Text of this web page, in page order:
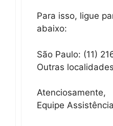
Para isso, ligue
abaixo:
São Paulo: (11)
Outras
Atenciosamente,
Equipe